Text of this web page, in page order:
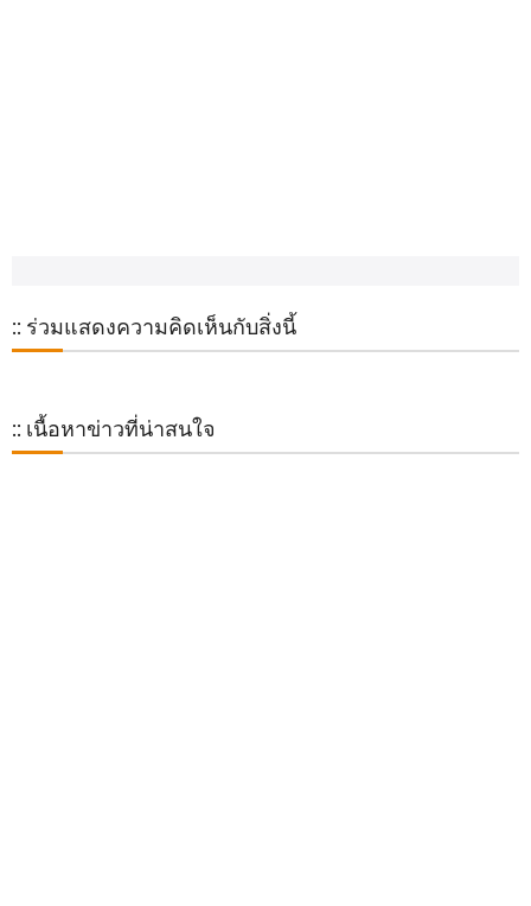
:: ร่วมแสดงความคิดเห็นกับสิ่งนี้
:: เนื้อหาข่าวที่น่าสนใจ